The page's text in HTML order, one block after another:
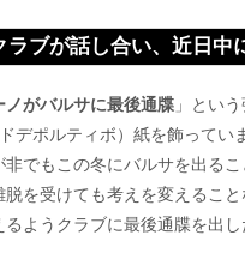
ラブが話し合い、近日中
ノがバルサに最後通牒 」とい
デポルティボ）紙を飾ってい
非でもこの冬にバルサを出るこ
脱を受けても考えを変えるこ
るようクラブに最後通牒を出